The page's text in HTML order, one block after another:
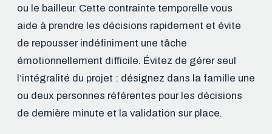
ou le bailleur. Cette contrainte temporelle vous
aide à prendre les décisions rapidement et évite
de repousser indéfiniment une tâche
émotionnellement difficile. Évitez de gérer seul
l’intégralité du projet : désignez dans la famille une
ou deux personnes référentes pour les décisions
de dernière minute et la validation sur place.